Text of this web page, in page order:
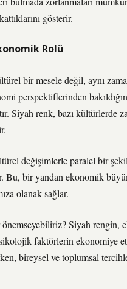
gösterir.
Rolü
bir mesele değil, aynı
perspektiflerinden
Siyah renk, bazı kültürlerde
değişimlerle paralel bir
bir yandan ekonomik
olanak sağlar.
Siyah rengin,
faktörlerin ekonomiye
bireysel ve toplumsal